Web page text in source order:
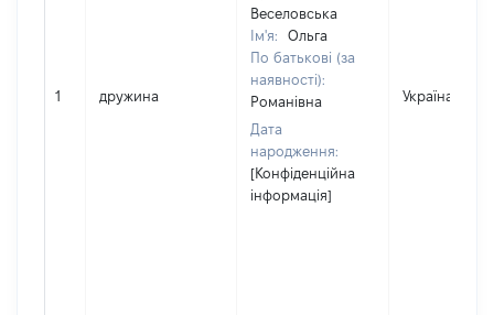
1 дружина
Веселовська
Ім'я:
Ольга
По батькові (за
наявності):
Романівна
Дата
народження:
[Конфіденційна
інформація]
Україна